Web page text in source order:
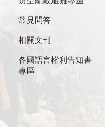
常見問答
相關文刊
各國語言權利告知書
專區